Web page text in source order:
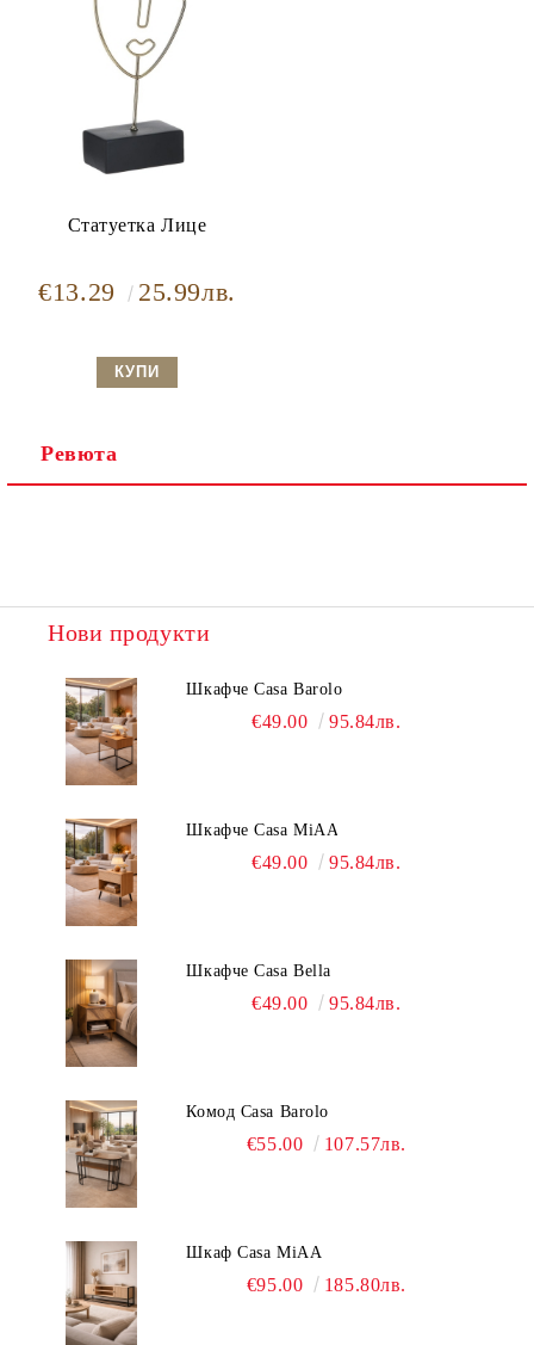
Статуетка Лице
€13.29 25.99лв.
Ревюта
Нови продукти
Шкафче Casa Barolo
€49.00 95.84лв.
Шкафче Casa MiAA
€49.00 95.84лв.
Шкафче Casa Bella
€49.00 95.84лв.
Комод Casa Barolo
€55.00 107.57лв.
Шкаф Casa MiAA
€95.00 185.80лв.